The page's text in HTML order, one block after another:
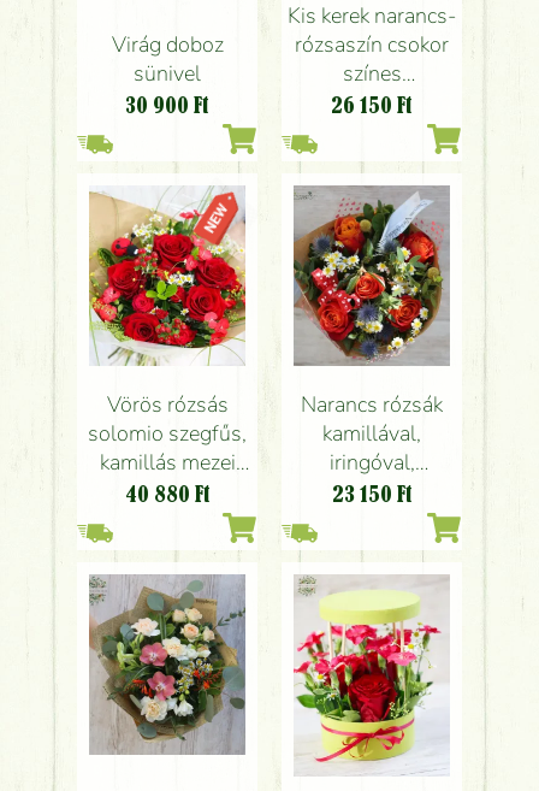
Virág doboz
sünivel
30 900 Ft
Kis kerek narancs-
rózsaszín csokor
színes
liziantusszal
26 150 Ft
Vörös rózsás
solomio szegfűs,
kamillás mezei
csokor katicával
40 880 Ft
Narancs rózsák
kamillával,
iringóval,
craspediával
23 150 Ft